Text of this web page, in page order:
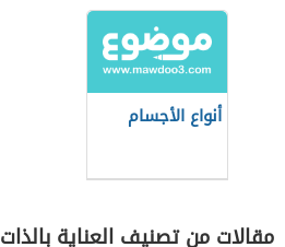
أنواع الأجسام
مقالات من تصنيف العناية بالذات